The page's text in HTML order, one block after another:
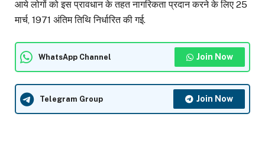
आये लोगों को इस प्रावधान के तहत नागरिकता प्रदान करने के लिए 25
मार्च, 1971 अंतिम तिथि निर्धारित की गई.
WhatsApp Channel Join Now
Telegram Group Join Now